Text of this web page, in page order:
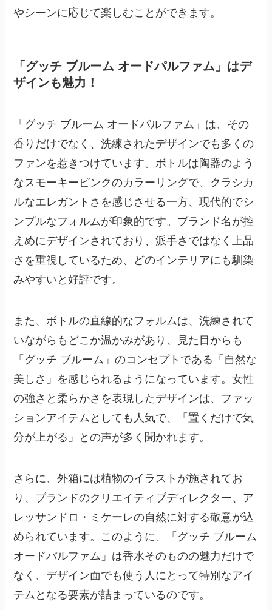
やシーンに応じて楽しむことができます。
「グッチ ブルーム オードパルファム」はデ
ザインも魅力！
「グッチ ブルーム オードパルファム」は、その
香りだけでなく、洗練されたデザインでも多くの
ファンを惹きつけています。ボトルは陶器のよう
なスモーキーピンクのカラーリングで、クラシカ
ルなエレガントさを感じさせる一方、現代的でシ
ンプルなフォルムが印象的です。ブランド名が控
えめにデザインされており、派手さではなく上品
さを重視しているため、どのインテリアにも馴染
みやすいと好評です。
また、ボトルの直線的なフォルムは、洗練されて
いながらもどこか温かみがあり、見た目からも
「グッチ ブルーム」のコンセプトである「自然な
美しさ」を感じられるようになっています。女性
の強さと柔らかさを表現したデザインは、ファッ
ションアイテムとしても人気で、「置くだけで気
分が上がる」との声が多く聞かれます。
さらに、外箱には植物のイラストが施されてお
り、ブランドのクリエイティブディレクター、ア
レッサンドロ・ミケーレの自然に対する敬意が込
められています。このように、「グッチ ブルーム
オードパルファム」は香水そのものの魅力だけで
なく、デザイン面でも使う人にとって特別なアイ
テムとなる要素が詰まっているのです。